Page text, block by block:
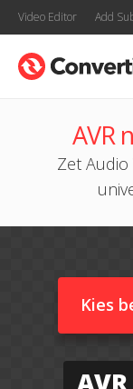
Video Editor Add
AVR
Zet Audio
Kies
AVR